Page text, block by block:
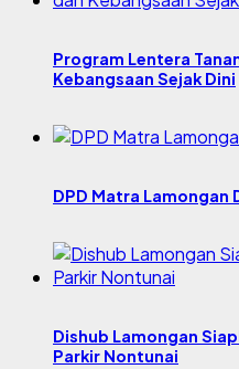
Program Lentera
Kebangsaan Sejak Dini
DPD Matra Lamongan
Dishub Lamongan
Parkir Nontunai